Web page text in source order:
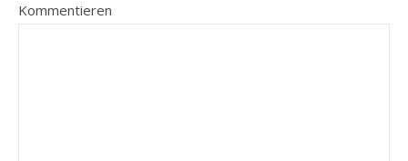
Kommentieren